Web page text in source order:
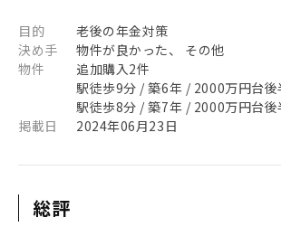
目的
老後の年金対策
決め手
物件が良かった、 その他
物件
追加購入2件
駅徒歩9分 / 築6年 / 2000万円台後
駅徒歩8分 / 築7年 / 2000万円台後
掲載日
2024年06月23日
総評